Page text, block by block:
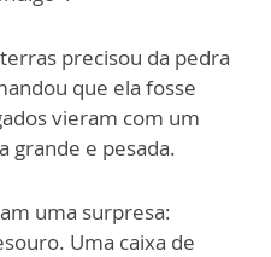
precisou da pedra
que ela fosse
vieram com um
grande e pesada.
uma surpresa:
Uma caixa de